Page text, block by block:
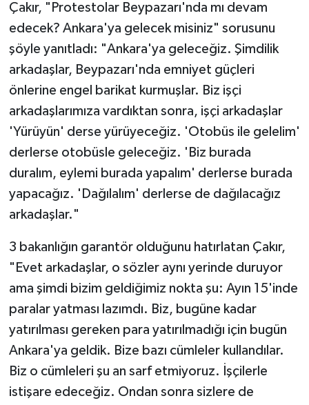
Çakır, "Protestolar Beypazarı'nda mı devam
edecek? Ankara'ya gelecek misiniz" sorusunu
şöyle yanıtladı: "Ankara'ya geleceğiz. Şimdilik
arkadaşlar, Beypazarı'nda emniyet güçleri
önlerine engel barikat kurmuşlar. Biz işçi
arkadaşlarımıza vardıktan sonra, işçi arkadaşlar
'Yürüyün' derse yürüyeceğiz. 'Otobüs ile gelelim'
derlerse otobüsle geleceğiz. 'Biz burada
duralım, eylemi burada yapalım' derlerse burada
yapacağız. 'Dağılalım' derlerse de dağılacağız
arkadaşlar."
3 bakanlığın garantör olduğunu hatırlatan Çakır,
"Evet arkadaşlar, o sözler aynı yerinde duruyor
ama şimdi bizim geldiğimiz nokta şu: Ayın 15'inde
paralar yatması lazımdı. Biz, bugüne kadar
yatırılması gereken para yatırılmadığı için bugün
Ankara'ya geldik. Bize bazı cümleler kullandılar.
Biz o cümleleri şu an sarf etmiyoruz. İşçilerle
istişare edeceğiz. Ondan sonra sizlere de